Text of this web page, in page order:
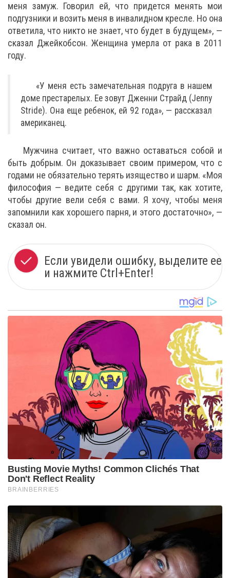
меня замуж. Говорил ей, что придется менять мои
подгузники и возить меня в инвалидном кресле. Но она
ответила, что никто не знает, что будет в будущем», —
сказал Джейкобсон. Женщина умерла от рака в 2011
году.
«У меня есть замечательная подруга в нашем
доме престарелых. Ее зовут Дженни Страйд (Jenny
Stride). Она еще ребенок, ей 92 года», — рассказал
американец.
Мужчина считает, что важно оставаться собой и
быть добрым. Он доказывает своим примером, что с
годами не обязательно терять изящество и шарм. «Моя
философия — ведите себя с другими так, как хотите,
чтобы другие вели себя с вами. Я хочу, чтобы меня
запомнили как хорошего парня, и этого достаточно», —
сказал он.
Если увидели ошибку, выделите ее
и нажмите Ctrl+Enter!
Busting Movie Myths! Common Clichés That
Don't Reflect Reality
BRAINBERRIES